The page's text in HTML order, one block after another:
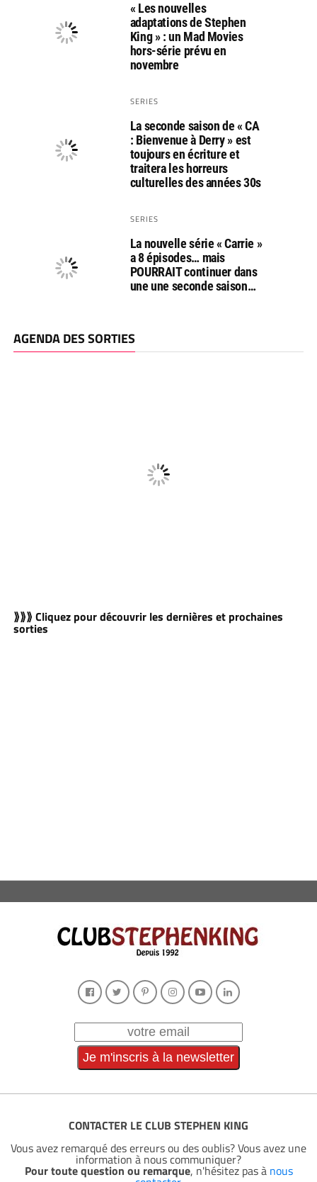
« Les nouvelles
adaptations de Stephen
King » : un Mad Movies
hors-série prévu en
novembre
SERIES
La seconde saison de « CA
: Bienvenue à Derry » est
toujours en écriture et
traitera les horreurs
culturelles des années 30s
SERIES
La nouvelle série « Carrie »
a 8 épisodes… mais
POURRAIT continuer dans
une une seconde saison…
AGENDA DES SORTIES
⟫⟫⟫ Cliquez pour découvrir les dernières et prochaines
sorties
CONTACTER LE CLUB STEPHEN KING
Vous avez remarqué des erreurs ou des oublis? Vous avez une
information à nous communiquer?
Pour toute question ou remarque, n'hésitez pas à nous